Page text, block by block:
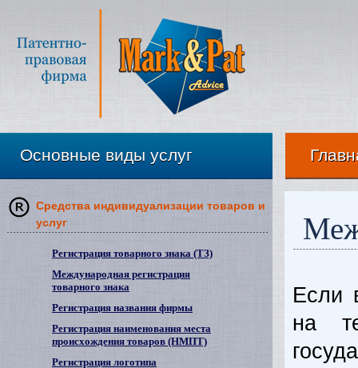
Основные виды услуг
Средства индивидуализации товаров и
услуг
Регистрация товарного знака (ТЗ)
Международная регистрация
товарного знака
Регистрация названия фирмы
Регистрация наименования места
происхождения товаров (НМПТ)
Регистрация логотипа
Если
на